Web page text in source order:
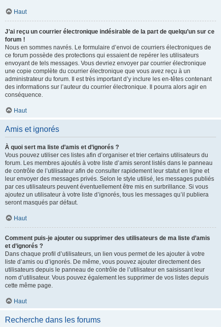
Haut
J’ai reçu un courrier électronique indésirable de la part de quelqu’un sur ce
forum !
Nous en sommes navrés. Le formulaire d’envoi de courriers électroniques de
ce forum possède des protections qui essaient de repérer les utilisateurs
envoyant de tels messages. Vous devriez envoyer par courrier électronique
une copie complète du courrier électronique que vous avez reçu à un
administrateur du forum. Il est très important d’y inclure les en-têtes contenant
des informations sur l’auteur du courrier électronique. Il pourra alors agir en
conséquence.
Haut
Amis et ignorés
À quoi sert ma liste d’amis et d’ignorés ?
Vous pouvez utiliser ces listes afin d’organiser et trier certains utilisateurs du
forum. Les membres ajoutés à votre liste d’amis seront listés dans le panneau
de contrôle de l’utilisateur afin de consulter rapidement leur statut en ligne et
leur envoyer des messages privés. Selon le style utilisé, les messages publiés
par ces utilisateurs peuvent éventuellement être mis en surbrillance. Si vous
ajoutez un utilisateur à votre liste d’ignorés, tous les messages qu’il publiera
seront masqués par défaut.
Haut
Comment puis-je ajouter ou supprimer des utilisateurs de ma liste d’amis
et d’ignorés ?
Dans chaque profil d’utilisateurs, un lien vous permet de les ajouter à votre
liste d’amis ou d’ignorés. De même, vous pouvez ajouter directement des
utilisateurs depuis le panneau de contrôle de l’utilisateur en saisissant leur
nom d’utilisateur. Vous pouvez également les supprimer de vos listes depuis
cette même page.
Haut
Recherche dans les forums